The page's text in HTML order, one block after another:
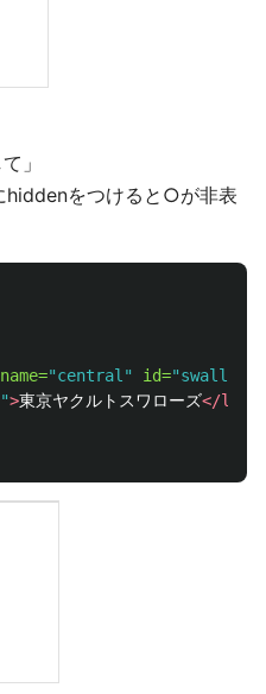
」
hiddenをつけると○が非表
name="central" id="swallows"
>東京ヤクルトスワローズ</